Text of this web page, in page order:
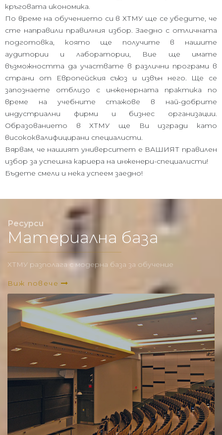
кръговата икономика.
По време на обучението си в ХТМУ ще се убедите, че
сте направили правилния избор. Заедно с отличната
подготовка, която ще получите в нашите
аудитории и лаборатории, Вие ще имате
възможността да участвате в различни програми в
страни от Европейския съюз и извън него. Ще се
запознаете отблизо с инженерната практика по
време на учебните стажове в най-добрите
индустриални фирми и бизнес организации.
Образованието в ХТМУ ще Ви изгради като
висококвалифицирани специалисти.
Вярвам, че нашият университет е ВАШИЯТ правилен
избор за успешна кариера на инженери-специалисти!
Бъдете смели и нека успеем заедно!
Ресурси
Материална база
ХТМУ разполага с модерна база за обучение
Виж повече